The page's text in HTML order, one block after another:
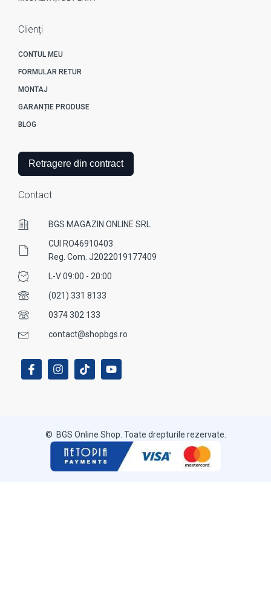
Clienți
CONTUL MEU
FORMULAR RETUR
MONTAJ
GARANȚIE PRODUSE
BLOG
Retragere din contract
Contact
BGS MAGAZIN ONLINE SRL
CUI RO46910403
Reg. Com. J2022019177409
L-V 09:00 - 20:00
(021) 331 8133
0374 302 133
contact@shopbgs.ro
© BGS Online Shop. Toate drepturile rezervate.